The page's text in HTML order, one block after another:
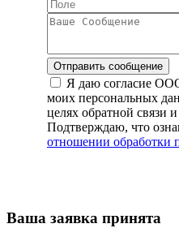
Отправить сообщение
Я даю согласие
моих персональных
целях обратной связи
Подтверждаю, что
отношении обработки
Ваша заявка принята